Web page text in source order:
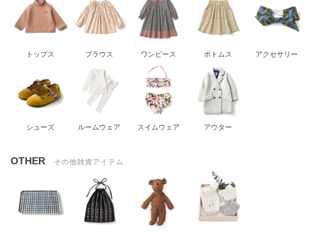
トップス ブラウス ワンピース ボトムス アクセサリー
シューズ ルームウェア スイムウェア アウター
OTHER その他雑貨アイテム